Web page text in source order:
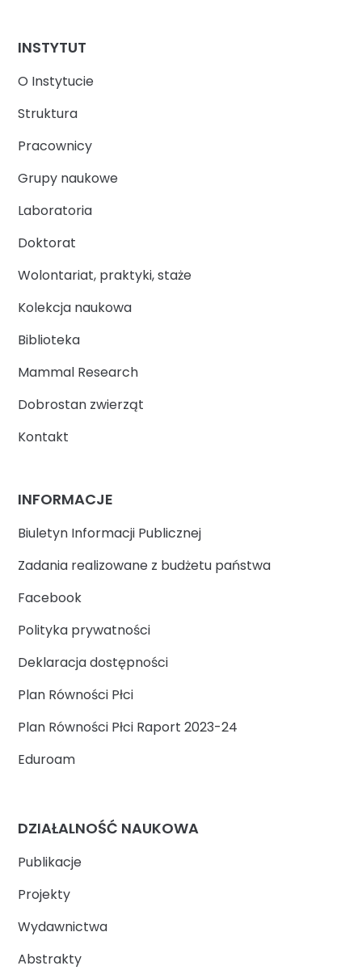
INSTYTUT
O Instytucie
Struktura
Pracownicy
Grupy naukowe
Laboratoria
Doktorat
Wolontariat, praktyki, staże
Kolekcja naukowa
Biblioteka
Mammal Research
Dobrostan zwierząt
Kontakt
INFORMACJE
Biuletyn Informacji Publicznej
Zadania realizowane z budżetu państwa
Facebook
Polityka prywatności
Deklaracja dostępności
Plan Równości Płci
Plan Równości Płci Raport 2023-24
Eduroam
DZIAŁALNOŚĆ NAUKOWA
Publikacje
Projekty
Wydawnictwa
Abstrakty